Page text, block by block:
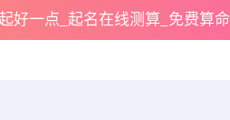
好一点_起名在线测算_免费算命